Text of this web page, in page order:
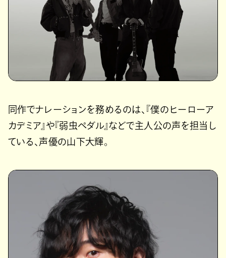
同作でナレーションを務めるのは、『僕のヒーローア
カデミア』や『弱虫ペダル』などで主人公の声を担当し
ている、声優の山下大輝。